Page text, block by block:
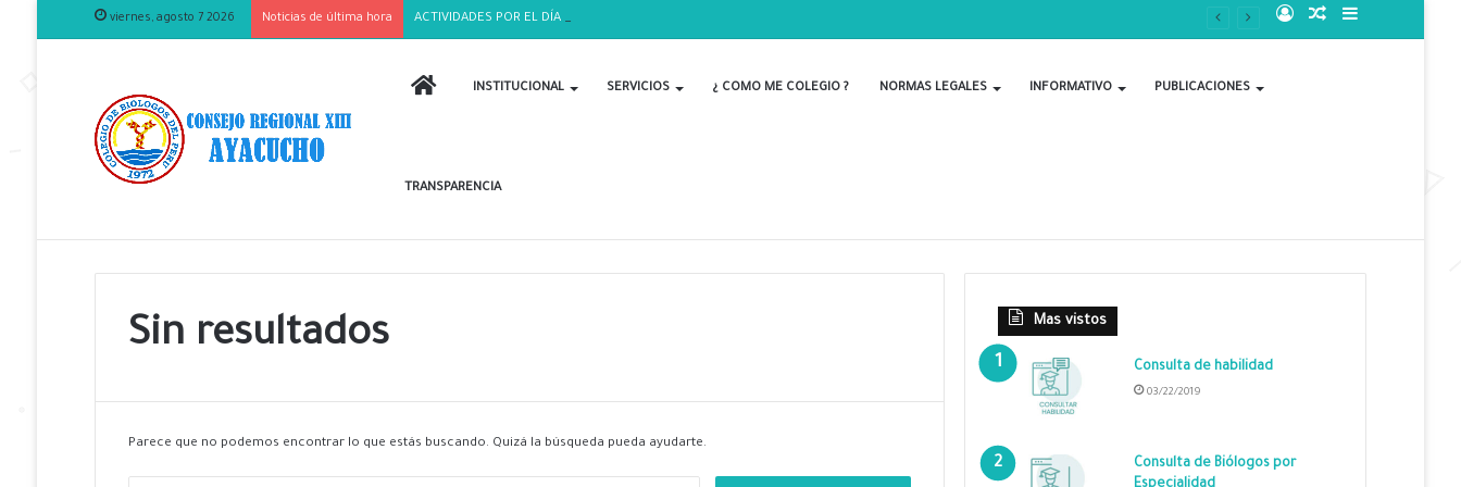
viernes, agosto 7 2026 Noticias de última hora ACTIVIDADES POR EL DÍA DEL BIOLOGO Barra
Publicación
Acceso
INICIO INSTITUCIONAL SERVICIOS ¿ COMO ME COLEGIO ? NORMAS LEGALES INFORMATIVO PUBLICACIONES
TRANSPARENCIA
Sin resultados
Parece que no podemos encontrar lo que estás buscando. Quizá la búsqueda pueda ayudarte.
Mas vistos
Consulta de habilidad
03/22/2019
Consulta de Biólogos por